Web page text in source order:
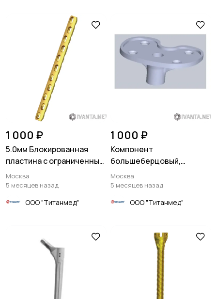
1 000 ₽
5.0мм Блокированная
пластина с ограниченным
контактом / широкая
Москва
5 месяцев назад
ООО "Титанмед"
1 000 ₽
Компонент
большеберцовый,
ревизионный,
цементируемый, XN-
Москва
5 месяцев назад
ООО "Титанмед"